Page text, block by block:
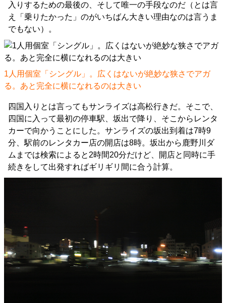
入りするための最後の、そして唯一の手段なのだ（とは言
え「乗りたかった」のがいちばん大きい理由なのは言うま
でもない）。
1人用個室「シングル」。広くはないが絶妙な狭さでアガ
る。あと完全に横になれるのは大きい
四国入りとは言ってもサンライズは高松行きだ。そこで、
四国に入って最初の停車駅、坂出で降り、そこからレンタ
カーで向かうことにした。サンライズの坂出到着は7時9
分、駅前のレンタカー店の開店は8時。坂出から鹿野川ダ
ムまでは検索によると2時間20分だけど、開店と同時に手
続きをして出発すればギリギリ間に合う計算。